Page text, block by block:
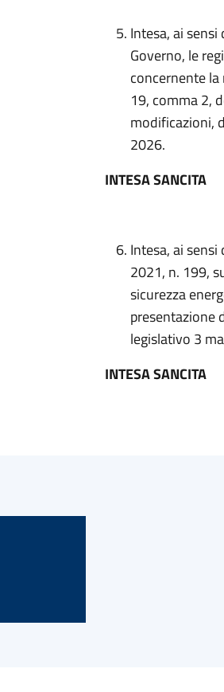
Intesa, ai
Governo, le
concernente
19, comma 2,
modificazioni,
2026.
INTESA SANCITA
Intesa, ai
2021, n. 199,
sicurezza
presentazione
legislativo 3
INTESA SANCITA